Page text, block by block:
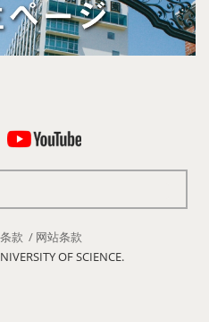
款
网站条款
OF SCIENCE.